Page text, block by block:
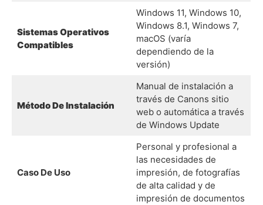
Sistemas Operativos
Compatibles
Windows 11, Windows 10,
Windows 8.1, Windows 7,
macOS (varía
dependiendo de la
versión)
Método De Instalación
Manual de instalación a
través de Canons sitio
web o automática a través
de Windows Update
Caso De Uso
Personal y profesional a
las necesidades de
impresión, de fotografías
de alta calidad y de
impresión de documentos